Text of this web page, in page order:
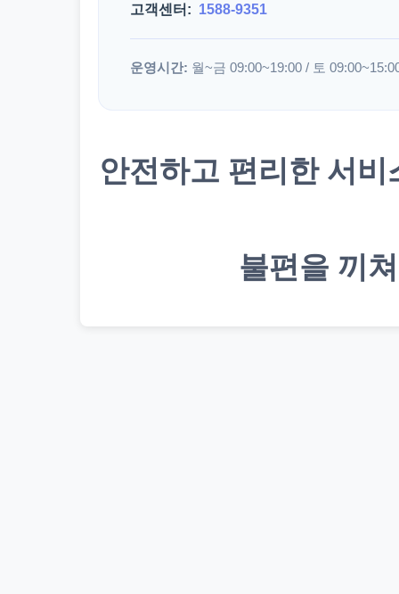
고객센터: 1588-9351
운영시간: 월~금 09:00~19:00 / 토
안전하고 편리한 서
불편을 끼